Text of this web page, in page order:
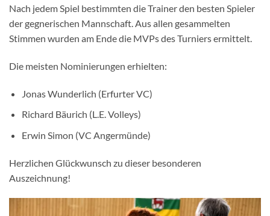
Nach jedem Spiel bestimmten die Trainer den besten Spieler
der gegnerischen Mannschaft. Aus allen gesammelten
Stimmen wurden am Ende die MVPs des Turniers ermittelt.
Die meisten Nominierungen erhielten:
Jonas Wunderlich (Erfurter VC)
Richard Bäurich (L.E. Volleys)
Erwin Simon (VC Angermünde)
Herzlichen Glückwunsch zu dieser besonderen
Auszeichnung!